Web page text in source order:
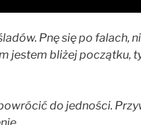
Pnę się po falach,
jestem bliżej początku,
do jedności.